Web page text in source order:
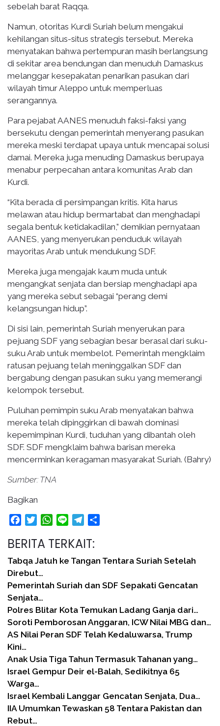
sebelah barat Raqqa.
Namun, otoritas Kurdi Suriah belum mengakui
kehilangan situs-situs strategis tersebut. Mereka
menyatakan bahwa pertempuran masih berlangsung
di sekitar area bendungan dan menuduh Damaskus
melanggar kesepakatan penarikan pasukan dari
wilayah timur Aleppo untuk memperluas
serangannya.
Para pejabat AANES menuduh faksi-faksi yang
bersekutu dengan pemerintah menyerang pasukan
mereka meski terdapat upaya untuk mencapai solusi
damai. Mereka juga menuding Damaskus berupaya
menabur perpecahan antara komunitas Arab dan
Kurdi.
“Kita berada di persimpangan kritis. Kita harus
melawan atau hidup bermartabat dan menghadapi
segala bentuk ketidakadilan,” demikian pernyataan
AANES, yang menyerukan penduduk wilayah
mayoritas Arab untuk mendukung SDF.
Mereka juga mengajak kaum muda untuk
mengangkat senjata dan bersiap menghadapi apa
yang mereka sebut sebagai “perang demi
kelangsungan hidup”.
Di sisi lain, pemerintah Suriah menyerukan para
pejuang SDF yang sebagian besar berasal dari suku-
suku Arab untuk membelot. Pemerintah mengklaim
ratusan pejuang telah meninggalkan SDF dan
bergabung dengan pasukan suku yang memerangi
kelompok tersebut.
Puluhan pemimpin suku Arab menyatakan bahwa
mereka telah dipinggirkan di bawah dominasi
kepemimpinan Kurdi, tuduhan yang dibantah oleh
SDF. SDF mengklaim bahwa barisan mereka
mencerminkan keragaman masyarakat Suriah. (Bahry)
Sumber: TNA
Bagikan
FacebookTwitterWhatsApp
Line Telegram
BERITA TERKAIT:
Tabqa Jatuh ke Tangan Tentara Suriah Setelah
Direbut…
Pemerintah Suriah dan SDF Sepakati Gencatan
Senjata…
Polres Blitar Kota Temukan Ladang Ganja dari…
Soroti Pemborosan Anggaran, ICW Nilai MBG dan…
AS Nilai Peran SDF Telah Kedaluwarsa, Trump
Kini…
Anak Usia Tiga Tahun Termasuk Tahanan yang…
Israel Gempur Deir el-Balah, Sedikitnya 65
Warga…
Israel Kembali Langgar Gencatan Senjata, Dua…
IIA Umumkan Tewaskan 58 Tentara Pakistan dan
Rebut…